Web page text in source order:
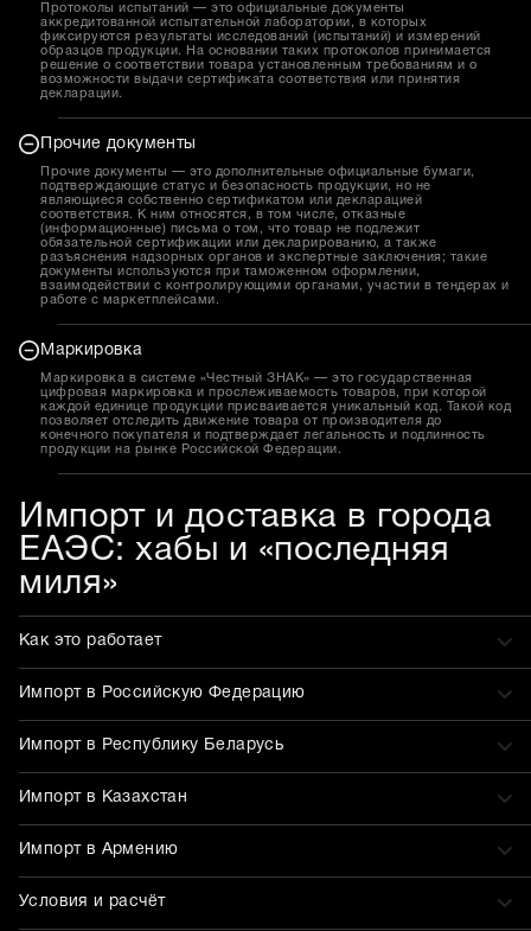
Протоколы испытаний — это официальные документы
аккредитованной испытательной лаборатории, в которых
фиксируются результаты исследований (испытаний) и измерений
образцов продукции. На основании таких протоколов принимается
решение о соответствии товара установленным требованиям и о
возможности выдачи сертификата соответствия или принятия
декларации.
Прочие документы
Прочие документы — это дополнительные официальные бумаги,
подтверждающие статус и безопасность продукции, но не
являющиеся собственно сертификатом или декларацией
соответствия. К ним относятся, в том числе, отказные
(информационные) письма о том, что товар не подлежит
обязательной сертификации или декларированию, а также
разъяснения надзорных органов и экспертные заключения; такие
документы используются при таможенном оформлении,
взаимодействии с контролирующими органами, участии в тендерах и
работе с маркетплейсами.
Маркировка
Маркировка в системе «Честный ЗНАК» — это государственная
цифровая маркировка и прослеживаемость товаров, при которой
каждой единице продукции присваивается уникальный код. Такой код
позволяет отследить движение товара от производителя до
конечного покупателя и подтверждает легальность и подлинность
продукции на рынке Российской Федерации.
Импорт и доставка в города
ЕАЭС: хабы и «последняя
миля»
Как это работает
Импорт в Российскую Федерацию
Импорт в Республику Беларусь
Импорт в Казахстан
Импорт в Армению
Условия и расчёт